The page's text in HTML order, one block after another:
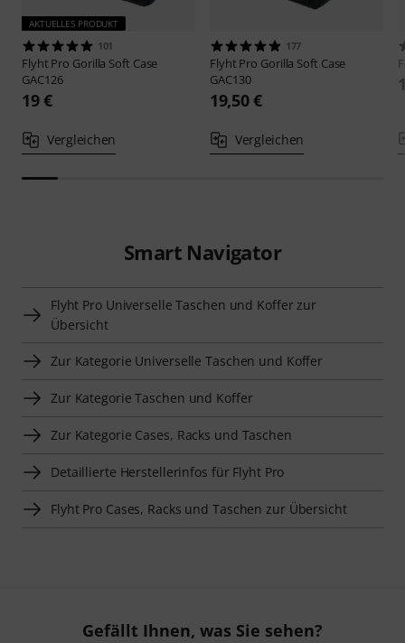
AKTUELLES PRODUKT
101
Flyht Pro Gorilla Soft Case
GAC126
19 €
Vergleichen
177
Flyht Pro Gorilla Soft Case
GAC130
19,50 €
Vergleichen
Smart Navigator
Flyht Pro Universelle Taschen und Koffer zur
Übersicht
Zur Kategorie Universelle Taschen und Koffer
Zur Kategorie Taschen und Koffer
Zur Kategorie Cases, Racks und Taschen
Detaillierte Herstellerinfos für Flyht Pro
Flyht Pro Cases, Racks und Taschen zur Übersicht
Gefällt Ihnen, was Sie sehen?